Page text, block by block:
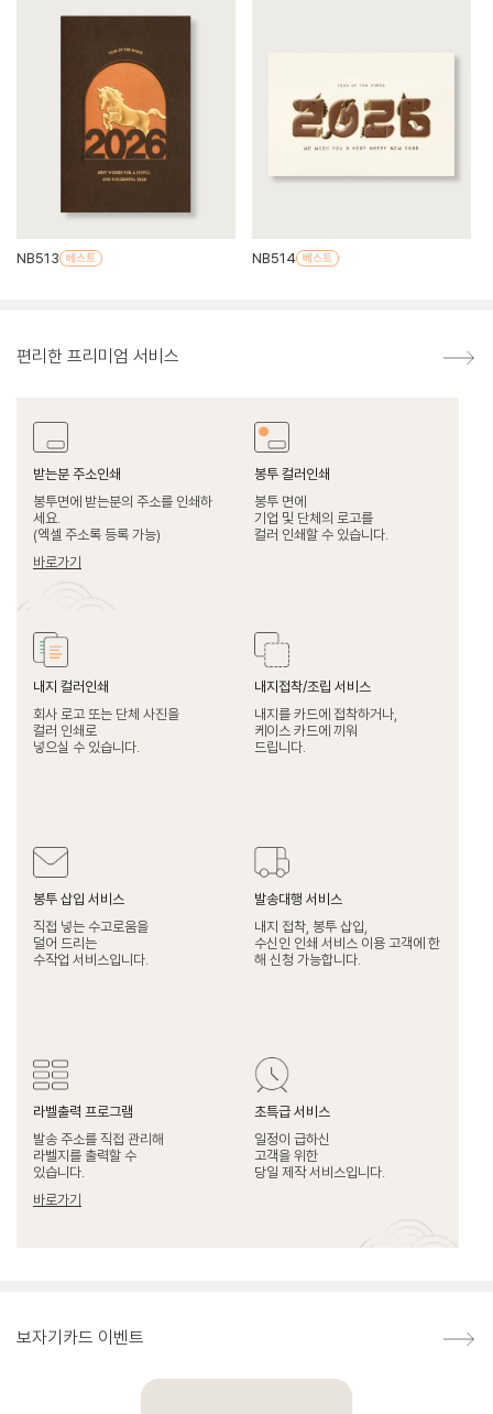
NB513 NB514
편리한 프리미엄 서비스
받는분 주소인쇄
봉투면에 받는분의 주소를 인쇄하
세요.
(엑셀 주소록 등록 가능)
바로가기
봉투 컬러인쇄
봉투 면에
기업 및 단체의 로고를
컬러 인쇄할 수 있습니다.
내지 컬러인쇄
회사 로고 또는 단체 사진을
컬러 인쇄로
넣으실 수 있습니다.
내지접착/조립 서비스
내지를 카드에 접착하거나,
케이스 카드에 끼워
드립니다.
봉투 삽입 서비스
직접 넣는 수고로움을
덜어 드리는
수작업 서비스입니다.
발송대행 서비스
내지 접착, 봉투 삽입,
수신인 인쇄 서비스 이용 고객에 한
해 신청 가능합니다.
라벨출력 프로그램
발송 주소를 직접 관리해
라벨지를 출력할 수
있습니다.
바로가기
초특급 서비스
일정이 급하신
고객을 위한
당일 제작 서비스입니다.
보자기카드 이벤트